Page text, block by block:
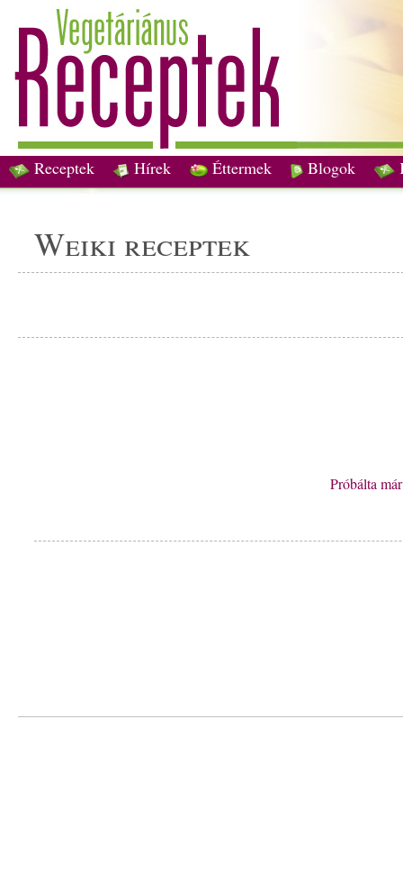
Receptek Hírek Éttermek Blogok
weiki receptek
Próbálta